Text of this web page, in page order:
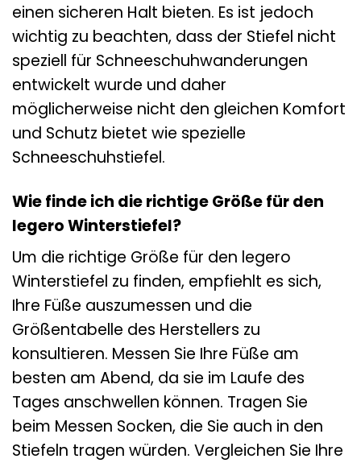
einen sicheren Halt bieten. Es ist jedoch
wichtig zu beachten, dass der Stiefel nicht
speziell für Schneeschuhwanderungen
entwickelt wurde und daher
möglicherweise nicht den gleichen Komfort
und Schutz bietet wie spezielle
Schneeschuhstiefel.
Wie finde ich die richtige Größe für den
legero Winterstiefel?
Um die richtige Größe für den legero
Winterstiefel zu finden, empfiehlt es sich,
Ihre Füße auszumessen und die
Größentabelle des Herstellers zu
konsultieren. Messen Sie Ihre Füße am
besten am Abend, da sie im Laufe des
Tages anschwellen können. Tragen Sie
beim Messen Socken, die Sie auch in den
Stiefeln tragen würden. Vergleichen Sie Ihre